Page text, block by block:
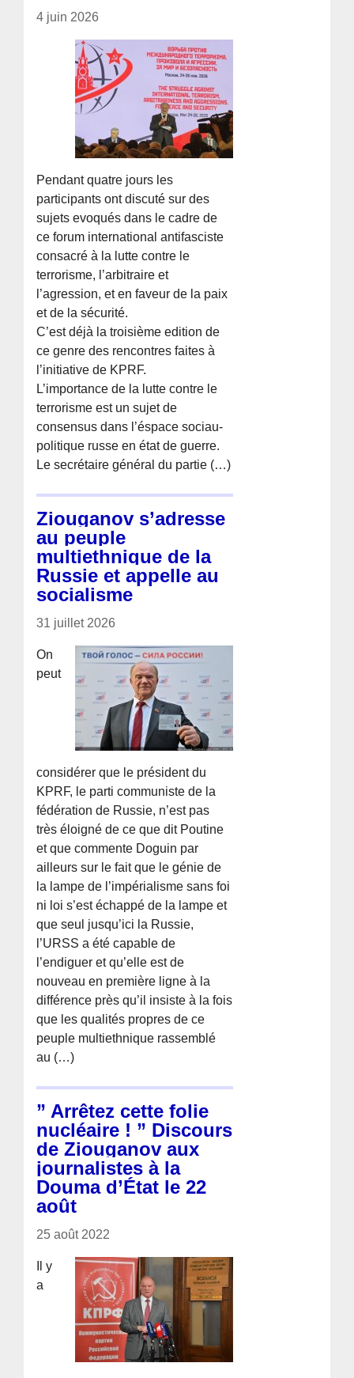
4 juin 2026
Pendant quatre jours les
participants ont discuté sur des
sujets evoqués dans le cadre de
ce forum international antifasciste
consacré à la lutte contre le
terrorisme, l’arbitraire et
l’agression, et en faveur de la paix
et de la sécurité.
C’est déjà la troisième edition de
ce genre des rencontres faites à
l’initiative de KPRF.
L’importance de la lutte contre le
terrorisme est un sujet de
consensus dans l’éspace sociau-
politique russe en état de guerre.
Le secrétaire général du partie (…)
Ziouganov s’adresse
au peuple
multiethnique de la
Russie et appelle au
socialisme
31 juillet 2026
On
peut
considérer que le président du
KPRF, le parti communiste de la
fédération de Russie, n’est pas
très éloigné de ce que dit Poutine
et que commente Doguin par
ailleurs sur le fait que le génie de
la lampe de l’impérialisme sans foi
ni loi s’est échappé de la lampe et
que seul jusqu’ici la Russie,
l’URSS a été capable de
l’endiguer et qu’elle est de
nouveau en première ligne à la
différence près qu’il insiste à la fois
que les qualités propres de ce
peuple multiethnique rassemblé
au (…)
” Arrêtez cette folie
nucléaire ! ” Discours
de Ziouganov aux
journalistes à la
Douma d’État le 22
août
25 août 2022
Il y
a